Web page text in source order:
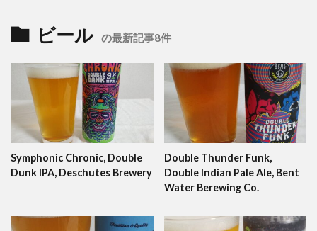
ビール の最新記事8件
Symphonic Chronic, Double
Dunk IPA, Deschutes Brewery
Double Thunder Funk,
Double Indian Pale Ale, Bent
Water Berewing Co.